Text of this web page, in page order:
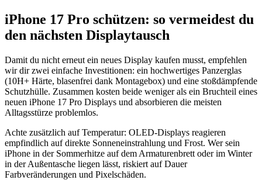
iPhone 17 Pro schützen: so vermeidest du
den nächsten Displaytausch
Damit du nicht erneut ein neues Display kaufen musst, empfehlen
wir dir zwei einfache Investitionen: ein hochwertiges Panzerglas
(10H+ Härte, blasenfrei dank Montagebox) und eine stoßdämpfende
Schutzhülle. Zusammen kosten beide weniger als ein Bruchteil eines
neuen iPhone 17 Pro Displays und absorbieren die meisten
Alltagsstürze problemlos.
Achte zusätzlich auf Temperatur: OLED-Displays reagieren
empfindlich auf direkte Sonneneinstrahlung und Frost. Wer sein
iPhone in der Sommerhitze auf dem Armaturenbrett oder im Winter
in der Außentasche liegen lässt, riskiert auf Dauer
Farbveränderungen und Pixelschäden.